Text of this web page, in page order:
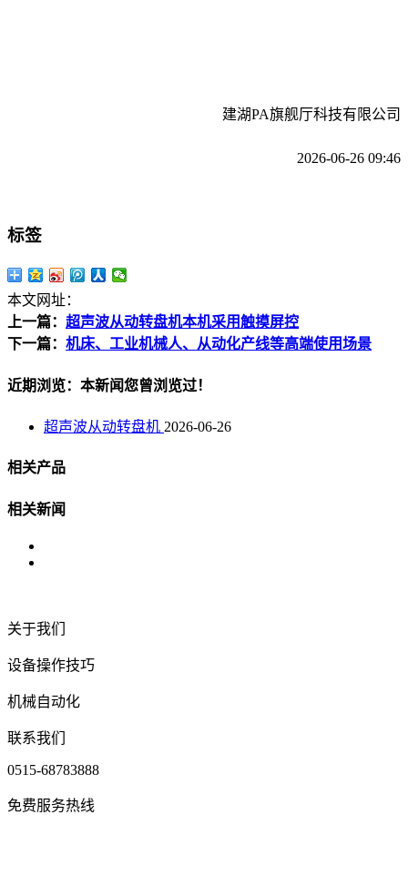
建湖PA旗舰厅科技有限公司
2026-06-26 09:46
标签
本文网址：
上一篇： 超声波从动转盘机本机采用触摸屏控
下一篇： 机床、工业机械人、从动化产线等高端使用场景
近期浏览：本新闻您曾浏览过！
超声波从动转盘机 2026-06-26
相关产品
相关新闻
关于我们
设备操作技巧
机械自动化
联系我们
0515-68783888
免费服务热线